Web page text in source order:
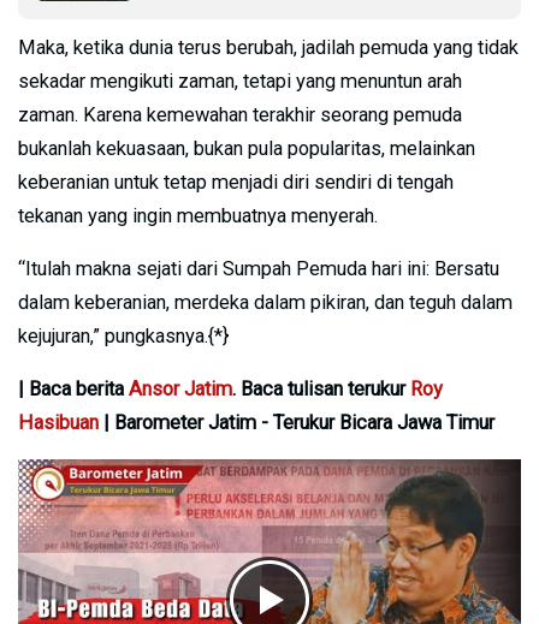
Maka, ketika dunia terus berubah, jadilah pemuda yang tidak
sekadar mengikuti zaman, tetapi yang menuntun arah
zaman. Karena kemewahan terakhir seorang pemuda
bukanlah kekuasaan, bukan pula popularitas, melainkan
keberanian untuk tetap menjadi diri sendiri di tengah
tekanan yang ingin membuatnya menyerah.
“Itulah makna sejati dari Sumpah Pemuda hari ini: Bersatu
dalam keberanian, merdeka dalam pikiran, dan teguh dalam
kejujuran,” pungkasnya.{*}
| Baca berita Ansor Jatim. Baca tulisan terukur Roy
Hasibuan | Barometer Jatim - Terukur Bicara Jawa Timur